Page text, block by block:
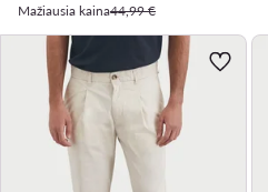
Mažiausia kaina44,99 €